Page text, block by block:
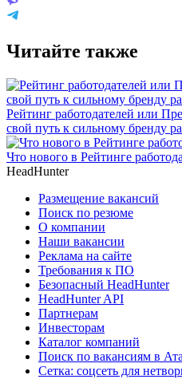
Читайте также
Рейтинг работодателей или
свой путь к сильному бренду
Что нового в Рейтинге
HeadHunter
Размещение вакансий
Поиск по резюме
О компании
Наши вакансии
Реклама на сайте
Требования к ПО
Безопасный HeadHunter
HeadHunter API
Партнерам
Инвесторам
Каталог компаний
Поиск по вакансиям в
Сетка: соцсеть для